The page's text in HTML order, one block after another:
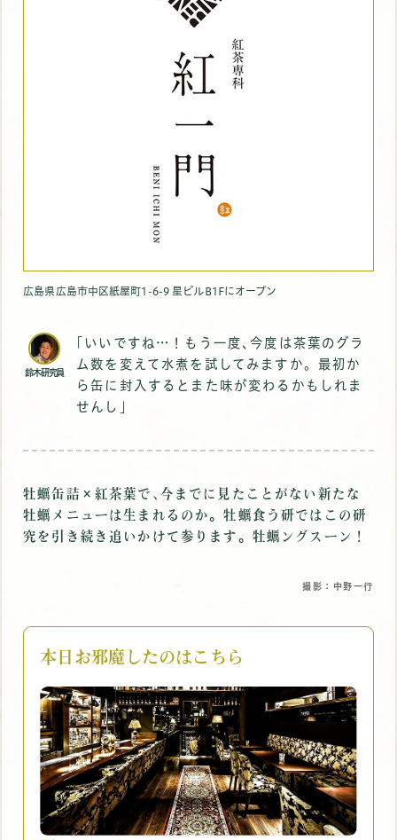
広島県広島市中区紙屋町1-6-9 星ビルB1Fにオープン
鈴木研究員
｢いいですね…！もう一度､今度は茶葉のグラ
ム数を変えて水煮を試してみますか。最初か
ら缶に封入するとまた味が変わるかもしれま
せんし｣
牡蠣缶詰×紅茶葉で､今までに見たことがない新たな
牡蠣メニューは生まれるのか。牡蠣食う研ではこの研
究を引き続き追いかけて参ります。牡蠣ングスーン！
撮影：中野一行
本日お邪魔したのはこちら